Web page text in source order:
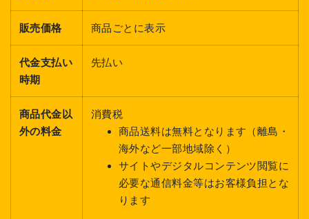
販売価格 商品ごとに表示
代金支払い
時期
先払い
商品代金以
外の料金
消費税
商品送料は無料となります（離島・
海外など一部地域除く）
サイトやデジタルコンテンツ閲覧に
必要な通信料金等はお客様負担とな
ります